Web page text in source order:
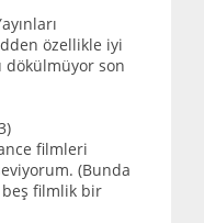
özellikle iyi
dökülmüyor son
filmleri
(Bunda
beş filmlik bir